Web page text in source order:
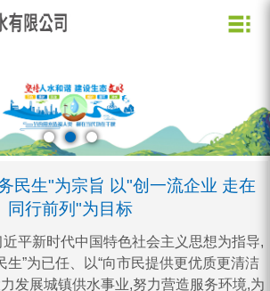
企业理念
创新理念
营业网点
水质信息
民生"为宗旨 以"创一流企业 走在
同行前列"为目标
平新时代中国特色社会主义思想为指导,
生”为已任、以“向市民提供更优质更清洁
发展城镇供水事业,努力营造服务环境,为